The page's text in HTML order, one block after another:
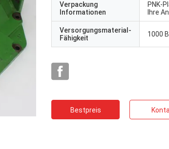
Verpackung
Informationen
PNK-
Ihre
Versorgungsmaterial-
Fähigkeit
1000
Bestpreis